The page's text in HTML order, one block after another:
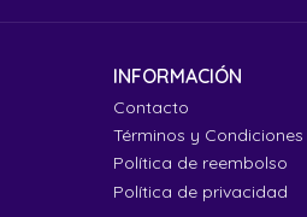
INFORMACIÓN
Contacto
Términos y Condiciones
Política de reembolso
Política de privacidad